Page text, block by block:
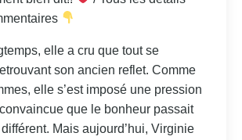
elle a cru que tout se
son ancien reflet. Comme
elle s’est imposé une pression
que le bonheur passait
Mais aujourd’hui, Virginie